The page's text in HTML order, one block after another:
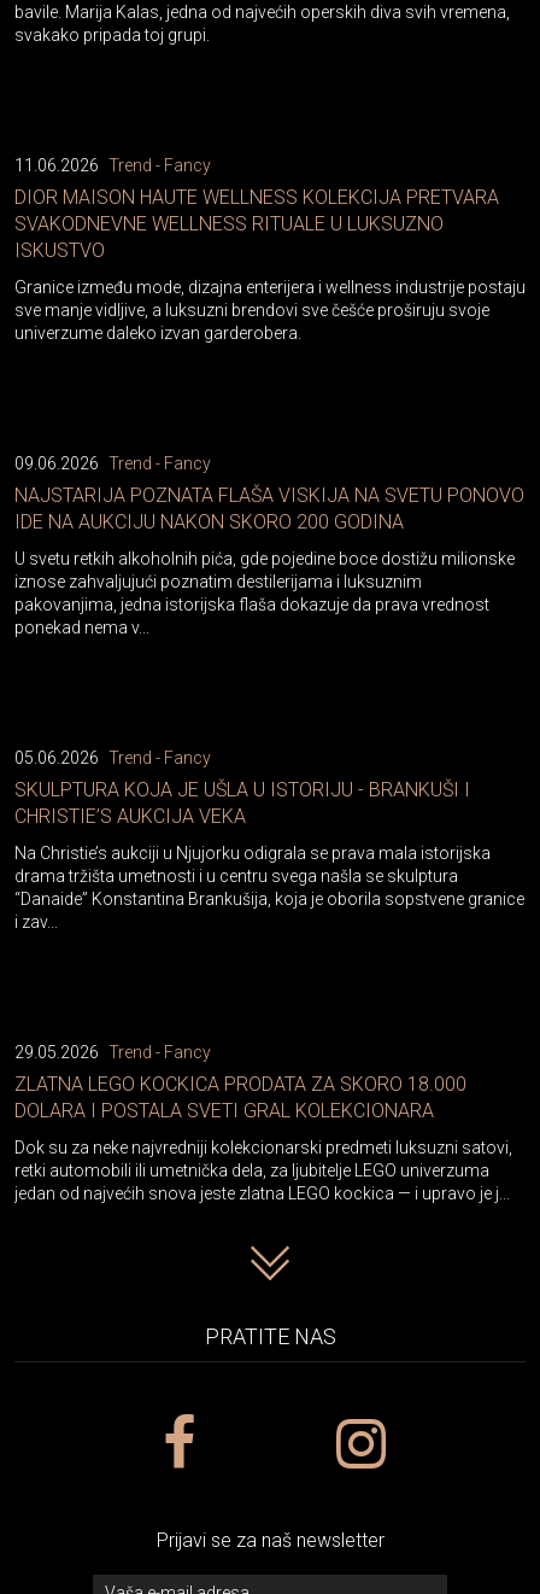
bavile. Marija Kalas, jedna od najvećih operskih diva svih vremena,
svakako pripada toj grupi.
11.06.2026 Trend - Fancy
DIOR MAISON HAUTE WELLNESS KOLEKCIJA PRETVARA
SVAKODNEVNE WELLNESS RITUALE U LUKSUZNO
ISKUSTVO
Granice između mode, dizajna enterijera i wellness industrije postaju
sve manje vidljive, a luksuzni brendovi sve češće proširuju svoje
univerzume daleko izvan garderobera.
09.06.2026 Trend - Fancy
NAJSTARIJA POZNATA FLAŠA VISKIJA NA SVETU PONOVO
IDE NA AUKCIJU NAKON SKORO 200 GODINA
U svetu retkih alkoholnih pića, gde pojedine boce dostižu milionske
iznose zahvaljujući poznatim destilerijama i luksuznim
pakovanjima, jedna istorijska flaša dokazuje da prava vrednost
ponekad nema v...
05.06.2026 Trend - Fancy
SKULPTURA KOJA JE UŠLA U ISTORIJU - BRANKUŠI I
CHRISTIE’S AUKCIJA VEKA
Na Christie’s aukciji u Njujorku odigrala se prava mala istorijska
drama tržišta umetnosti i u centru svega našla se skulptura
“Danaide” Konstantina Brankušija, koja je oborila sopstvene granice
i zav...
29.05.2026 Trend - Fancy
ZLATNA LEGO KOCKICA PRODATA ZA SKORO 18.000
DOLARA I POSTALA SVETI GRAL KOLEKCIONARA
Dok su za neke najvredniji kolekcionarski predmeti luksuzni satovi,
retki automobili ili umetnička dela, za ljubitelje LEGO univerzuma
jedan od najvećih snova jeste zlatna LEGO kockica — i upravo je j...
PRATITE NAS
Prijavi se za naš newsletter